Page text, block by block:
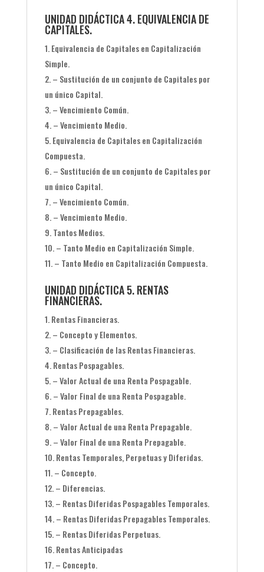
UNIDAD DIDÁCTICA 4. EQUIVALENCIA DE
CAPITALES.
Equivalencia de Capitales en Capitalización
Simple.
– Sustitución de un conjunto de Capitales por
un único Capital.
– Vencimiento Común.
– Vencimiento Medio.
Equivalencia de Capitales en Capitalización
Compuesta.
– Sustitución de un conjunto de Capitales por
un único Capital.
– Vencimiento Común.
– Vencimiento Medio.
Tantos Medios.
– Tanto Medio en Capitalización Simple.
– Tanto Medio en Capitalización Compuesta.
UNIDAD DIDÁCTICA 5. RENTAS
FINANCIERAS.
Rentas Financieras.
– Concepto y Elementos.
– Clasificación de las Rentas Financieras.
Rentas Pospagables.
– Valor Actual de una Renta Pospagable.
– Valor Final de una Renta Pospagable.
Rentas Prepagables.
– Valor Actual de una Renta Prepagable.
– Valor Final de una Renta Prepagable.
Rentas Temporales, Perpetuas y Diferidas.
– Concepto.
– Diferencias.
– Rentas Diferidas Pospagables Temporales.
– Rentas Diferidas Prepagables Temporales.
– Rentas Diferidas Perpetuas.
Rentas Anticipadas
– Concepto.